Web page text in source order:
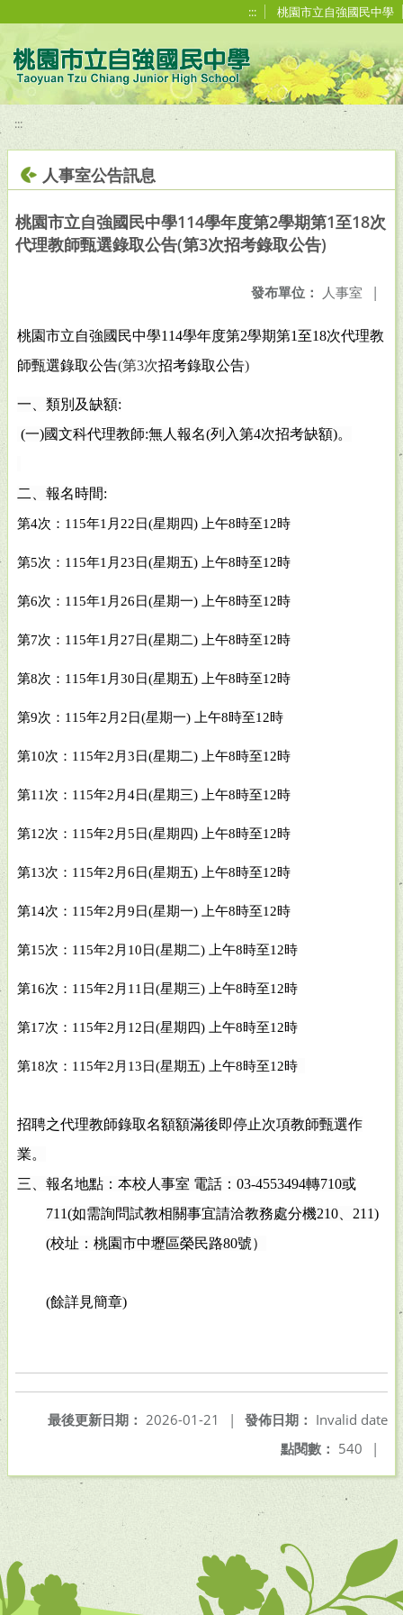
::: 桃園市立自強國民中學
:::
人事室公告訊息
桃園市立自強國民中學114學年度第2學期第1至18次
代理教師甄選錄取公告(第3次招考錄取公告)
發布單位： 人事室 |
桃園市立自強國民中學114學年度第2學期第1至18次代理教
師甄選錄取公告(第3次招考錄取公告)
一、類別及缺額:
(一)國文科代理教師:無人報名(列入第4次招考缺額)。
二、報名時間:
第4次： 115年1 月 22日(星期四) 上午8時至12時
第5次： 115年1 月 23日(星期五) 上午8時至12時
第6次： 115年1 月 26日(星期一) 上午8時至12時
第7次： 115年1 月 27日(星期二) 上午8時至12時
第8次： 115年1 月30日(星期五) 上午8時至12時
第9次： 115年2 月 2日(星期一) 上午8時至12時
第10次： 115年2 月3日(星期二) 上午8時至12時
第11 次： 115年2 月4日(星期三) 上午8時至12時
第12次： 115年2 月5日(星期四) 上午8時至12時
第13次： 115年2 月6日(星期五) 上午8時至12時
第14次： 115年2 月9日(星期一) 上午8時至12時
第15次： 115年2 月 10日(星期二) 上午8時至12時
第16次： 115年2 月 11 日(星期三) 上午8時至12時
第17次： 115年2 月 12日(星期四) 上午8時至12時
第18次： 115年2 月 13日(星期五) 上午8時至12時
招聘之代理教師錄取名額額滿後即停止次項教師甄選作
業。
三、報名地點：本校人事室 電話： 03-4553494轉710或
711(如需詢問試教相關事宜請洽教務處分機210
211)
(校址：桃園市中壢區榮民路80號）
(餘詳見簡章)
發佈日期： Invalid date
最後更新日期： 2026-01-21
|
點閱數： 540 |